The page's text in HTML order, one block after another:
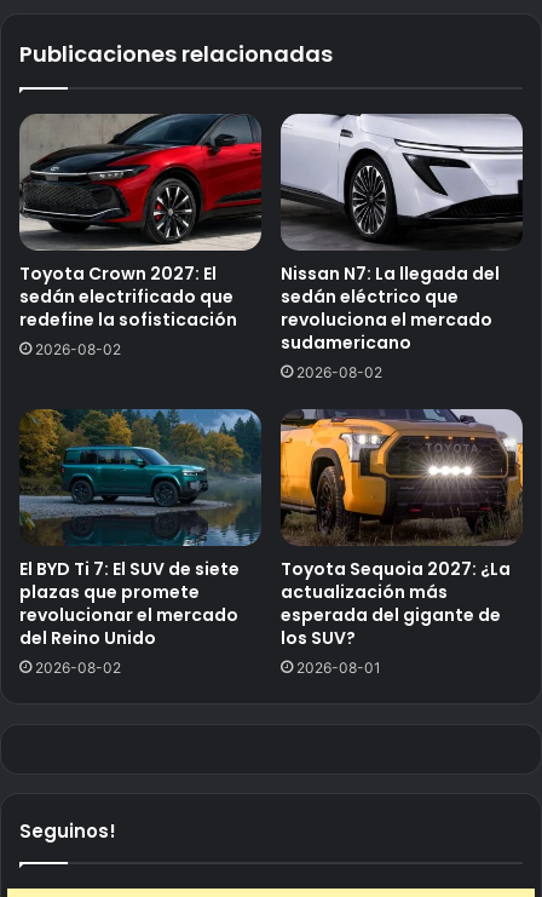
Publicaciones relacionadas
Toyota Crown 2027: El
sedán electrificado que
redefine la sofisticación
2026-08-02
Nissan N7: La llegada del
sedán eléctrico que
revoluciona el mercado
sudamericano
2026-08-02
El BYD Ti 7: El SUV de siete
plazas que promete
revolucionar el mercado
del Reino Unido
2026-08-02
Toyota Sequoia 2027: ¿La
actualización más
esperada del gigante de
los SUV?
2026-08-01
Seguinos!